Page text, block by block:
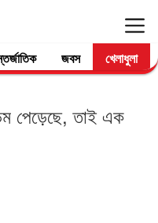
জবস খেলাধুলা
পেড়েছে, তাই এক